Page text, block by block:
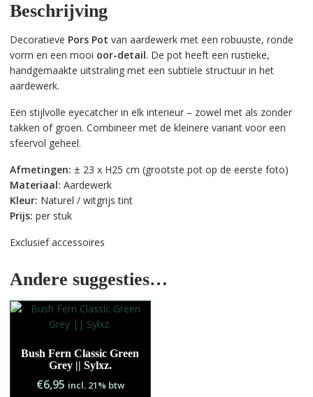
Beschrijving
Decoratieve Pors Pot van aardewerk met een robuuste, ronde
vorm en een mooi oor-detail. De pot heeft een rustieke,
handgemaakte uitstraling met een subtiele structuur in het
aardewerk.
Een stijlvolle eyecatcher in elk interieur – zowel met als zonder
takken of groen. Combineer met de kleinere variant voor een
sfeervol geheel.
Afmetingen: ± 23 x H25 cm (grootste pot op de eerste foto)
Materiaal: Aardewerk
Kleur: Naturel / witgrijs tint
Prijs: per stuk
Exclusief accessoires
Andere suggesties…
Bush Fern Classic Green
Grey || Sylxz.
€6,95 incl. 21% btw